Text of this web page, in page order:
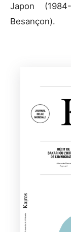
Japon
Besançon).